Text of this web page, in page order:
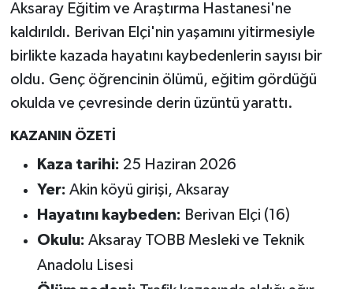
Aksaray Eğitim ve Araştırma Hastanesi'ne
kaldırıldı. Berivan Elçi'nin yaşamını yitirmesiyle
birlikte kazada hayatını kaybedenlerin sayısı bir
oldu. Genç öğrencinin ölümü, eğitim gördüğü
okulda ve çevresinde derin üzüntü yarattı.
KAZANIN ÖZETİ
Kaza tarihi: 25 Haziran 2026
Yer: Akin köyü girişi, Aksaray
Hayatını kaybeden: Berivan Elçi (16)
Okulu: Aksaray TOBB Mesleki ve Teknik
Anadolu Lisesi